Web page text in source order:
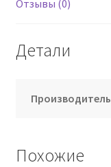
Отзывы (0)
Детали
Производитель
Похожие